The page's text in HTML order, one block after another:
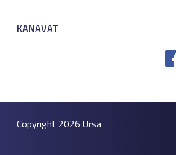
KANAVAT
Copyright 2026 Ursa